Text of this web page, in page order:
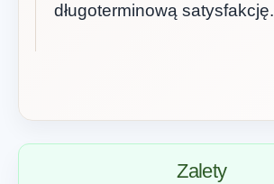
długoterminową satysfakcję.
Zalety